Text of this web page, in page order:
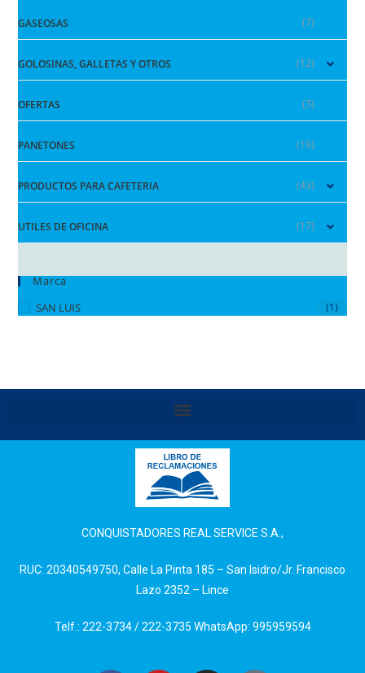
GASEOSAS (7)
GOLOSINAS, GALLETAS Y OTROS (12)
OFERTAS (3)
PANETONES (19)
PRODUCTOS PARA CAFETERIA (43)
UTILES DE OFICINA (17)
Marca
SAN LUIS
(1)
CONQUISTADORES REAL SERVICE S.A.,
RUC: 20340549750, Calle La Pinta 185 – San Isidro/Jr. Francisco
Lazo 2352 – Lince
Telf.: 222-3734 / 222-3735 WhatsApp: 995959594